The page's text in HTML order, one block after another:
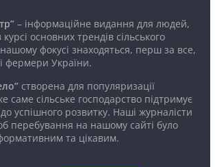
– інформаційне видання для людей,
основних трендів сільського
фокусі знаходяться, перш за все,
фермери України.
створена для популяризації
саме сільське господарство підтримує
успішного розвитку. Наші журналісти
перебування на нашому сайті було
та цікавим.